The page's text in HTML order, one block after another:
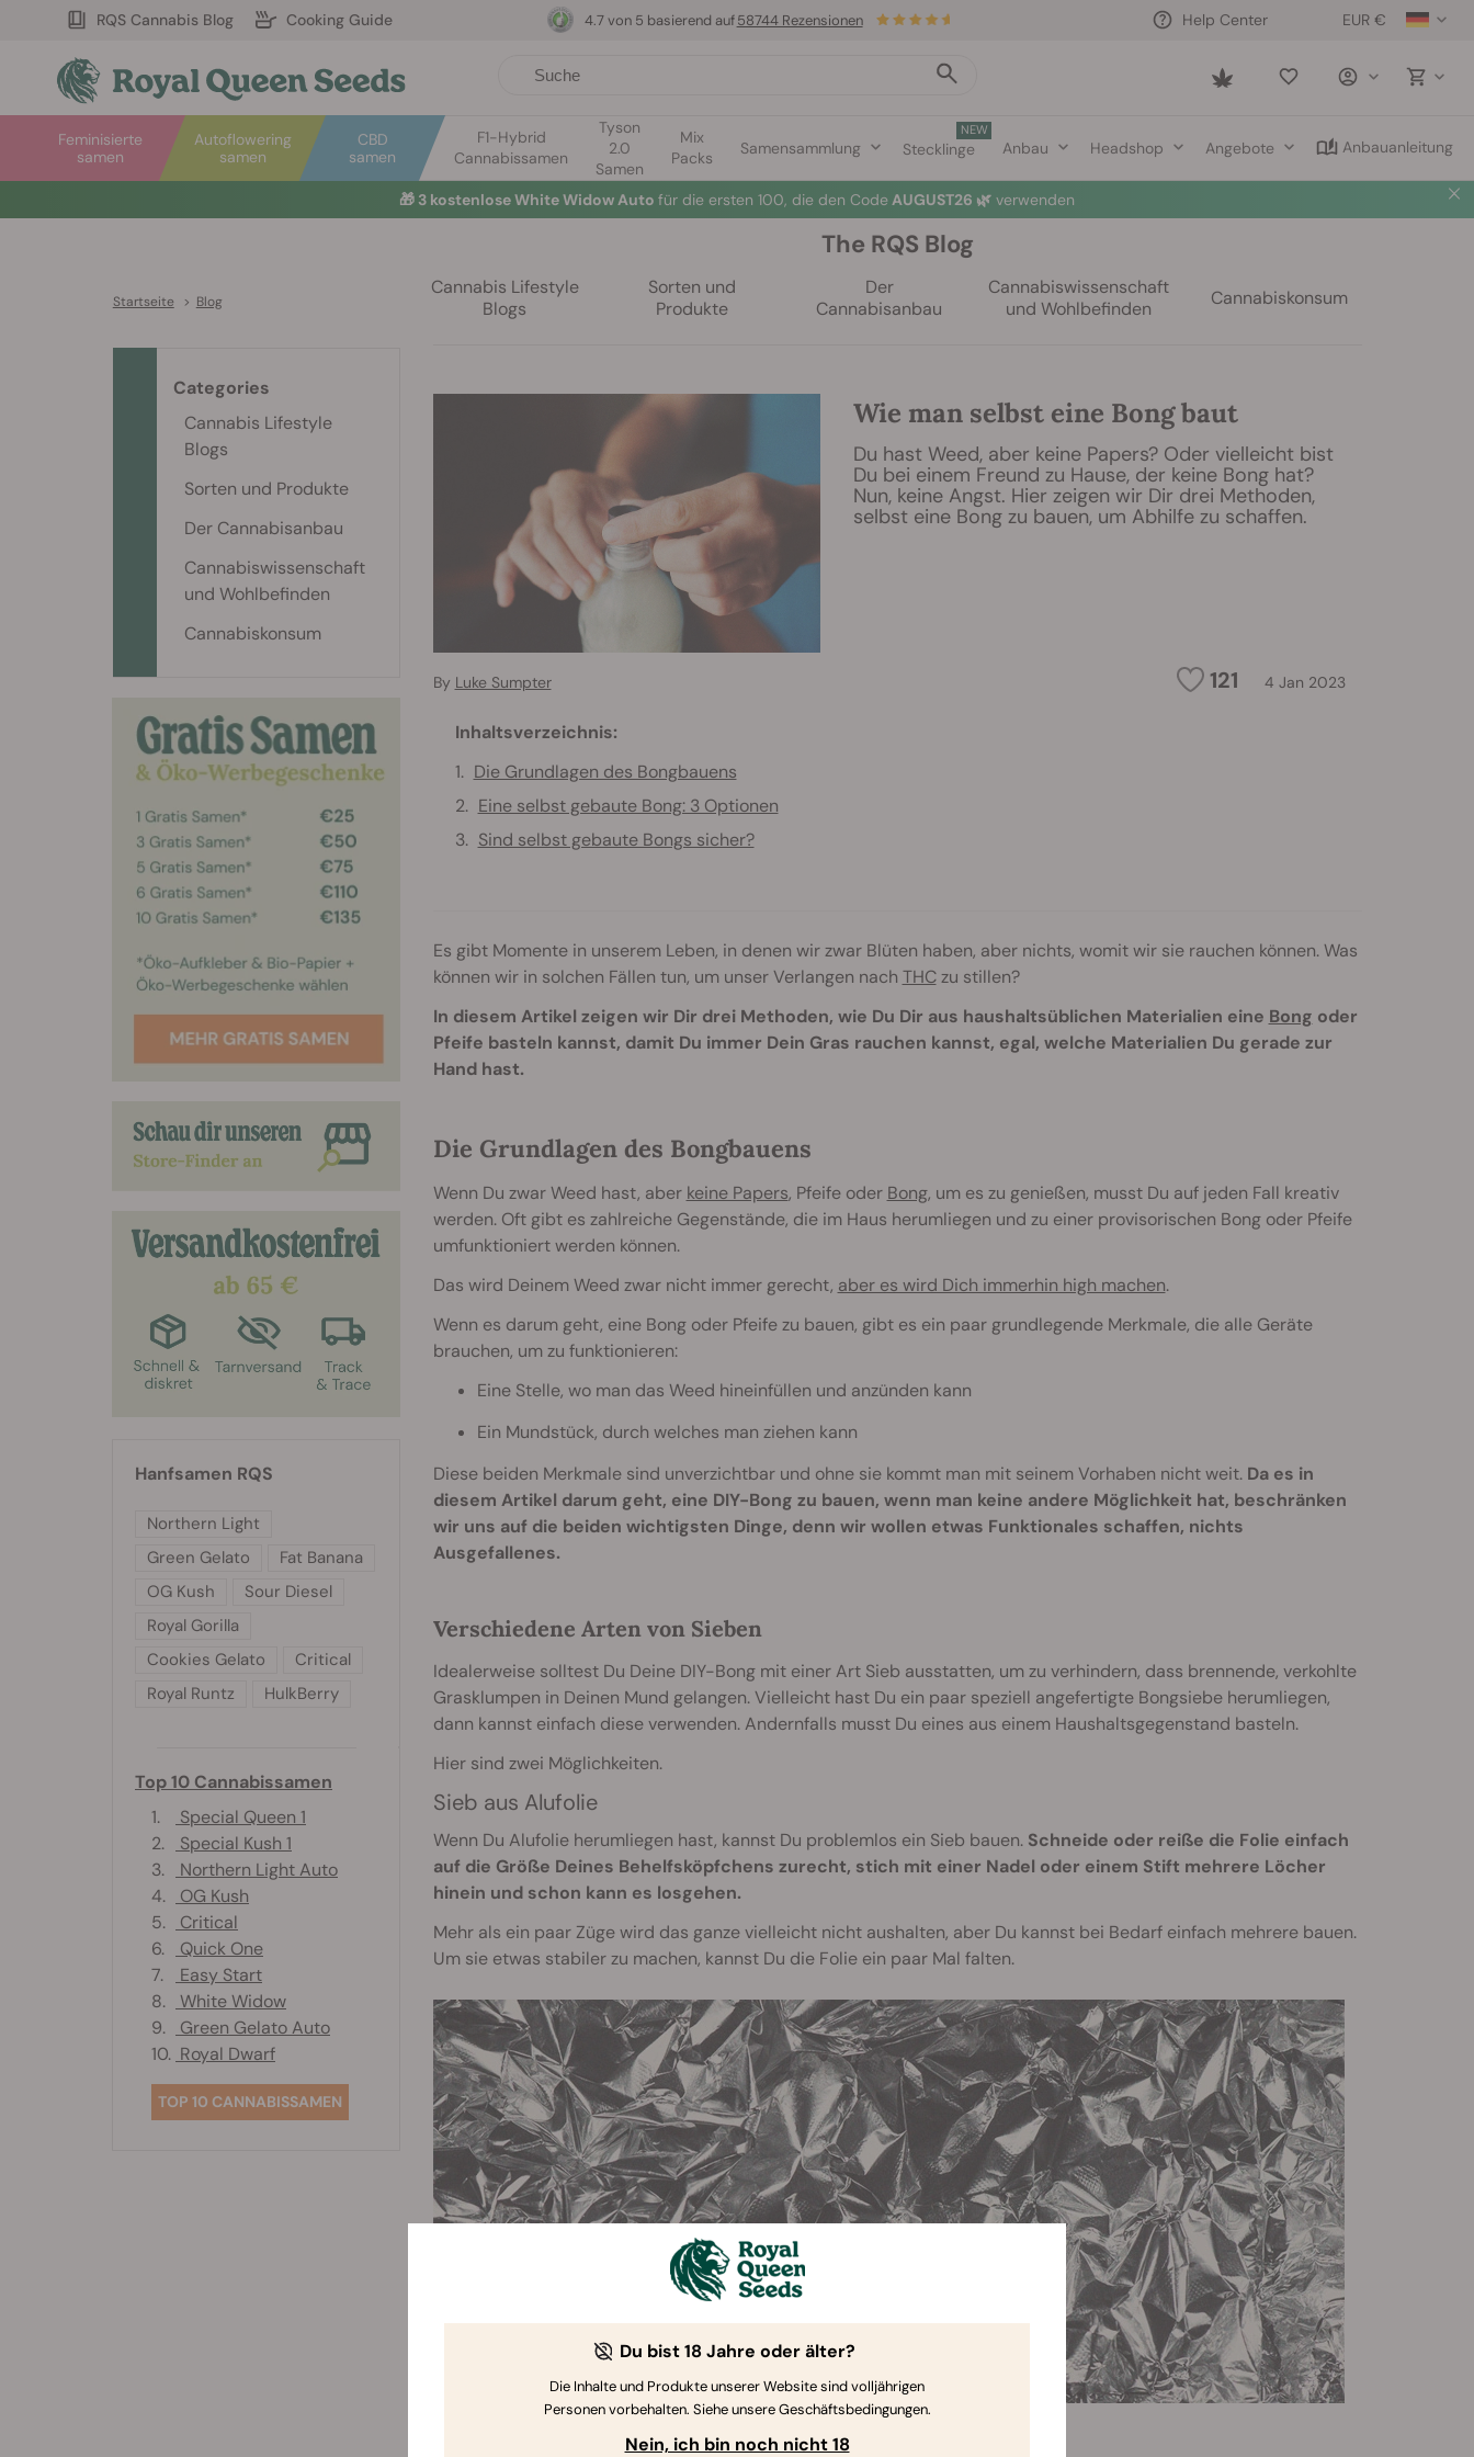
RQS Cannabis Blog Cooking Guide EUR €
Help Center
Saved
Autoflowering
samen
Feminisierte
samen
CBD
samen
F1-Hybrid
Cannabissamen
Tyson
2.0
Samen
Mix
Packs
Samensammlung
NEW
Stecklinge Anbau Headshop Angebote Anbauanleitung
4.7 von 5 basierend auf 58744 Rezensionen
🎁 3 kostenlose White Widow Auto für die ersten 100, die den Code AUGUST26 🌿 verwenden
Startseite > Blog
The RQS Blog
Cannabis Lifestyle
Blogs
Sorten und
Produkte
Der
Cannabisanbau
Cannabiswissenschaft
und Wohlbefinden
Cannabiskonsum
Wie man selbst eine Bong baut
Du hast Weed, aber keine Papers? Oder vielleicht bist
Du bei einem Freund zu Hause, der keine Bong hat?
Nun, keine Angst. Hier zeigen wir Dir drei Methoden,
selbst eine Bong zu bauen, um Abhilfe zu schaffen.
121 4 Jan 2023
By Luke Sumpter
Inhaltsverzeichnis:
Die Grundlagen des Bongbauens
Eine selbst gebaute Bong: 3 Optionen
Sind selbst gebaute Bongs sicher?
Es gibt Momente in unserem Leben, in denen wir zwar Blüten haben, aber nichts, womit wir sie rauchen können. Was
können wir in solchen Fällen tun, um unser Verlangen nach THCzu stillen?
In diesem Artikel zeigen wir Dir drei Methoden, wie Du Dir aus haushaltsüblichen Materialien eine Bong oder
Pfeife basteln kannst, damit Du immer Dein Gras rauchen kannst, egal, welche Materialien Du gerade zur
Hand hast.
Die Grundlagen des Bongbauens
Wenn Du zwar Weed hast, aber keine Papers, Pfeife oder Bong, um es zu genießen, musst Du auf jeden Fall kreativ
werden. Oft gibt es zahlreiche Gegenstände, die im Haus herumliegen und zu einer provisorischen Bong oder Pfeife
umfunktioniert werden können.
Das wird Deinem Weed zwar nicht immer gerecht, aber es wird Dich immerhin high machen.
Wenn es darum geht, eine Bong oder Pfeife zu bauen, gibt es ein paar grundlegende Merkmale, die alle Geräte
brauchen, um zu funktionieren:
Eine Stelle, wo man das Weed hineinfüllen und anzünden kann
Ein Mundstück, durch welches man ziehen kann
Diese beiden Merkmale sind unverzichtbar und ohne sie kommt man mit seinem Vorhaben nicht weit. Da es in
diesem Artikel darum geht, eine DIY-Bong zu bauen, wenn man keine andere Möglichkeit hat, beschränken
wir uns auf die beiden wichtigsten Dinge, denn wir wollen etwas Funktionales schaffen, nichts
Ausgefallenes.
Verschiedene Arten von Sieben
Idealerweise solltest Du Deine DIY-Bong mit einer Art Sieb ausstatten, um zu verhindern, dass brennende, verkohlte
Grasklumpen in Deinen Mund gelangen. Vielleicht hast Du ein paar speziell angefertigte Bongsiebe herumliegen,
dann kannst einfach diese verwenden. Andernfalls musst Du eines aus einem Haushaltsgegenstand basteln.
Hier sind zwei Möglichkeiten.
Sieb aus Alufolie
Wenn Du Alufolie herumliegen hast, kannst Du problemlos ein Sieb bauen. Schneide oder reiße die Folie einfach
auf die Größe Deines Behelfsköpfchens zurecht, stich mit einer Nadel oder einem Stift mehrere Löcher
hinein und schon kann es losgehen.
Mehr als ein paar Züge wird das ganze vielleicht nicht aushalten, aber Du kannst bei Bedarf einfach mehrere bauen.
Um sie etwas stabiler zu machen, kannst Du die Folie ein paar Mal falten.
Büroklammer/Draht
Categories
Cannabis Lifestyle
Blogs
Sorten und Produkte
Der Cannabisanbau
Cannabiswissenschaft
und Wohlbefinden
Cannabiskonsum
Hanfsamen RQS
Northern Light
Green Gelato
Fat Banana
OG Kush
Sour Diesel
Royal Gorilla
Cookies Gelato
Critical
Royal Runtz
HulkBerry
Top 10 Cannabissamen
1.
Special Queen 1
2.
Special Kush 1
3.
Northern Light Auto
4.
OG Kush
5.
Critical
6.
Quick One
7.
Easy Start
8.
White Widow
9.
Green Gelato Auto
10. Royal Dwarf
TOP 10 CANNABISSAMEN
Du bist 18 Jahre oder älter?
Die Inhalte und Produkte unserer Website sind volljährigen
Personen vorbehalten. Siehe unsere Geschäftsbedingungen.
Nein, ich bin noch nicht 18